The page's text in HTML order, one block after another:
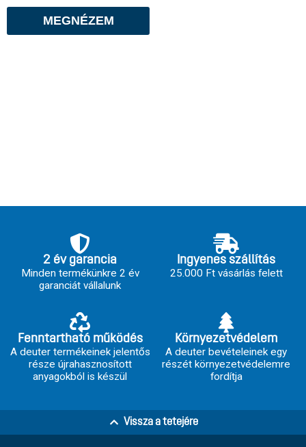
MEGNÉZEM
2 év garancia
Minden termékünkre 2 év
garanciát vállalunk
Ingyenes szállítás
25.000 Ft vásárlás felett
Fenntartható működés
A deuter termékeinek jelentős
része újrahasznosított
anyagokból is készül
Környezetvédelem
A deuter bevételeinek egy
részét környezetvédelemre
fordítja
Vissza a tetejére